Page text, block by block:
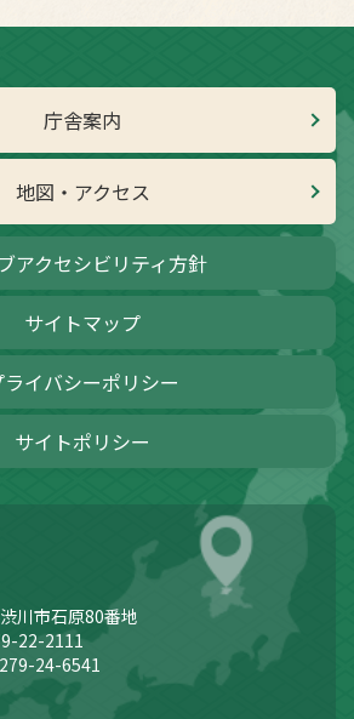
庁舎案内
地図・アクセス
アクセシビリティ方針
サイトマップ
ライバシーポリシー
サイトポリシー
川市石原80番地
22-2111
24-6541